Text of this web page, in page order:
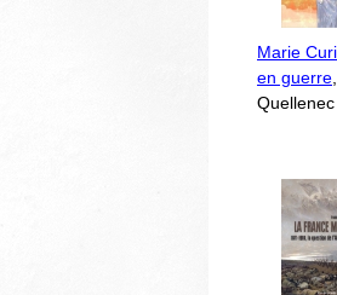
Marie
en guerre
Quellenec